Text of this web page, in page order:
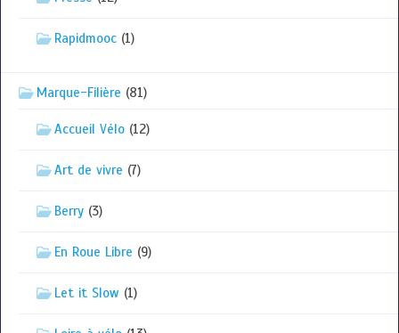
Rapidmooc (1)
Marque-Filière (81)
Accueil Vélo (12)
Art de vivre (7)
Berry (3)
En Roue Libre (9)
Let it Slow (1)